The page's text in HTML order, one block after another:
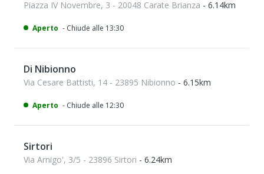
Piazza IV Novembre, 3 - 20048 Carate Brianza - 6.14km
Aperto - Chiude alle 13:30
Di Nibionno
Via Cesare Battisti, 14 - 23895 Nibionno - 6.15km
Aperto - Chiude alle 12:30
Sirtori
Via Arnigo', 3/5 - 23896 Sirtori - 6.24km